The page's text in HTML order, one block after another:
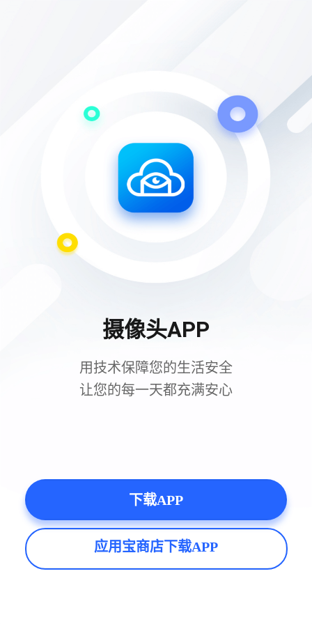
摄像头APP
用技术保障您的生活安全
让您的每一天都充满安心
下载APP
应用宝商店下载APP